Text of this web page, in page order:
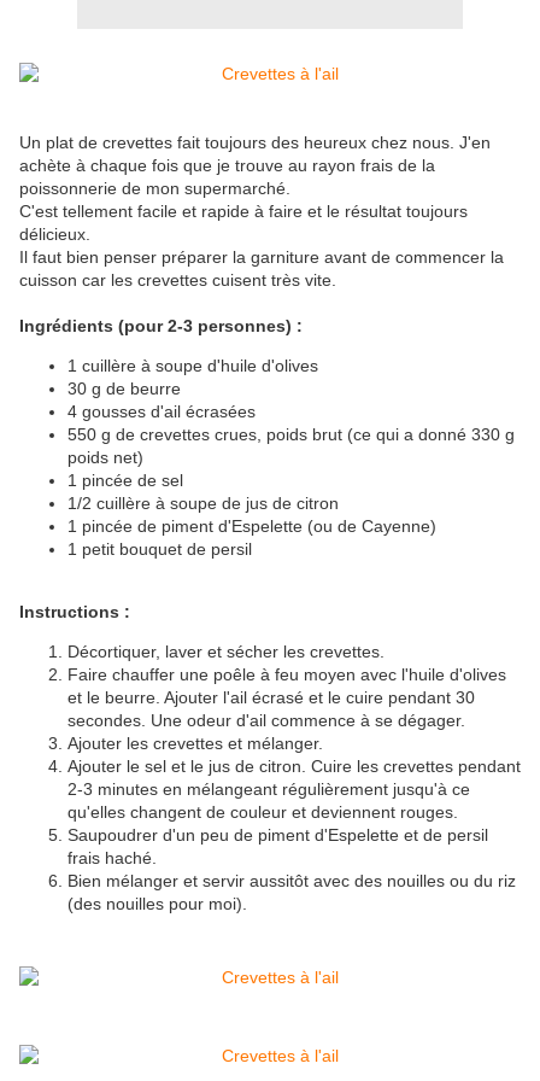
Un plat de crevettes fait toujours des heureux chez nous. J'en
achète à chaque fois que je trouve au rayon frais de la
poissonnerie de mon supermarché.
C'est tellement facile et rapide à faire et le résultat toujours
délicieux.
Il faut bien penser préparer la garniture avant de commencer la
cuisson car les crevettes cuisent très vite.
Ingrédients (pour 2-3 personnes) :
1 cuillère à soupe d'huile d'olives
30 g de beurre
4 gousses d'ail écrasées
550 g de crevettes crues, poids brut (ce qui a donné 330 g
poids net)
1 pincée de sel
1/2 cuillère à soupe de jus de citron
1 pincée de piment d'Espelette (ou de Cayenne)
1 petit bouquet de persil
Instructions :
Décortiquer, laver et sécher les crevettes.
Faire chauffer une poêle à feu moyen avec l'huile d'olives
et le beurre. Ajouter l'ail écrasé et le cuire pendant 30
secondes. Une odeur d'ail commence à se dégager.
Ajouter les crevettes et mélanger.
Ajouter le sel et le jus de citron. Cuire les crevettes pendant
2-3 minutes en mélangeant régulièrement jusqu'à ce
qu'elles changent de couleur et deviennent rouges.
Saupoudrer d'un peu de piment d'Espelette et de persil
frais haché.
Bien mélanger et servir aussitôt avec des nouilles ou du riz
(des nouilles pour moi).